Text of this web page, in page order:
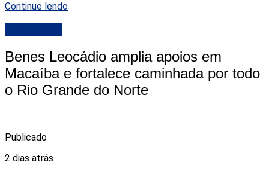
Continue lendo
Benes Leocádio amplia apoios em
Macaíba e fortalece caminhada por todo
o Rio Grande do Norte
Publicado
2 dias atrás